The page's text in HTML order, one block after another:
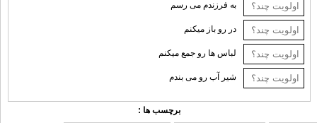
به فرزندم می رسم
در رو باز میکنم
لباس ها رو جمع میکنم
شیر آب رو می بندم
برچسب ها :